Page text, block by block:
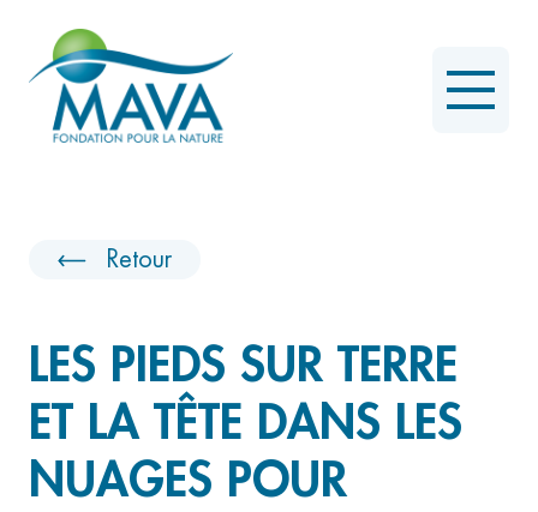
Retour
LES PIEDS SUR TERRE
ET LA TÊTE DANS LES
NUAGES POUR